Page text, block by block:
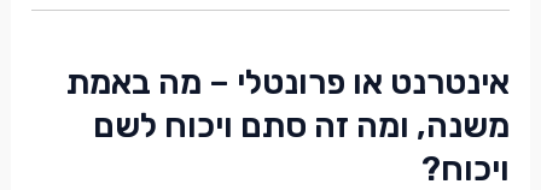
אינטרנט או פרונטלי – מה באמת
משנה, ומה זה סתם ויכוח לשם
ויכוח?